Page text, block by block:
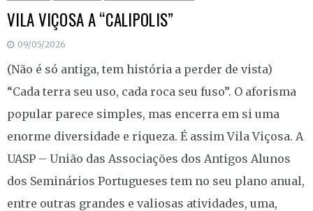
VILA VIÇOSA A “CALIPOLIS”
09/05/2026
(Não é só antiga, tem história a perder de vista)
“Cada terra seu uso, cada roca seu fuso”. O aforisma
popular parece simples, mas encerra em si uma
enorme diversidade e riqueza. É assim Vila Viçosa. A
UASP – União das Associações dos Antigos Alunos
dos Seminários Portugueses tem no seu plano anual,
entre outras grandes e valiosas atividades, uma,